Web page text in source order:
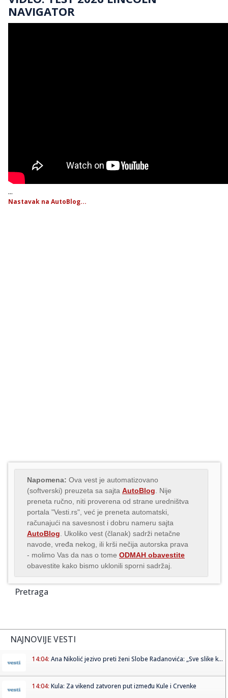
NAVIGATOR
...
Nastavak na AutoBlog...
Napomena: Ova vest je automatizovano
(softverski) preuzeta sa sajta AutoBlog . Nije
preneta ručno, niti proverena od strane uredništva
portala "Vesti.rs", već je preneta automatski,
računajući na savesnost i dobru nameru sajta
AutoBlog . Ukoliko vest (članak) sadrži netačne
navode, vređa nekog, ili krši nečija autorska prava
- molimo Vas da nas o tome ODMAH obavestite
obavestite kako bismo uklonili sporni sadržaj.
Pretraga
NAJNOVIJE VESTI
14:04: Ana Nikolić jezivo preti ženi Slobe Radanovića: „Sve slike k...
14:04: Kula: Za vikend zatvoren put između Kule i Crvenke